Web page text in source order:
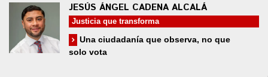
JESÚS ÁNGEL CADENA ALCALÁ
Justicia que transforma
Una ciudadanía que observa, no que
solo vota